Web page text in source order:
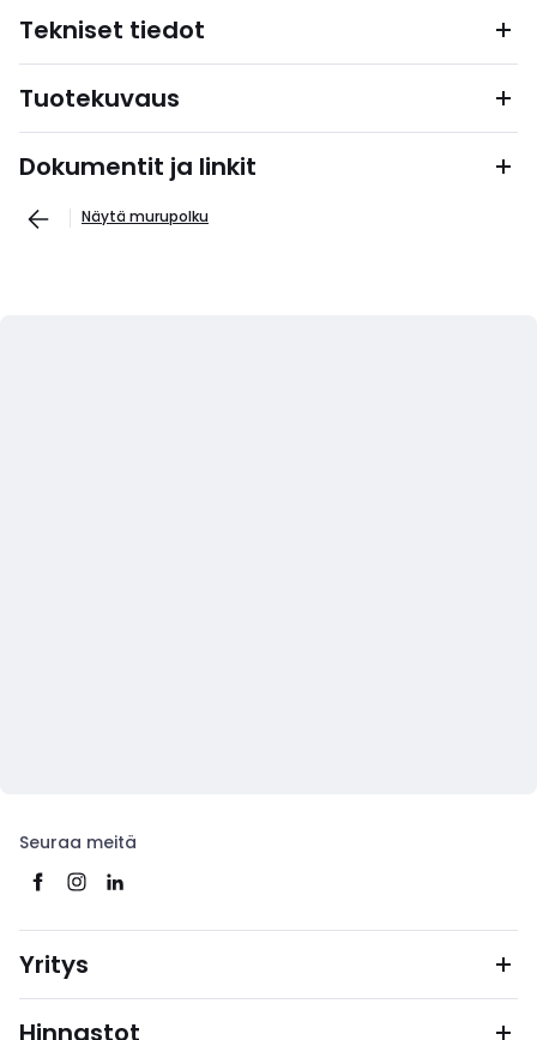
Tekniset tiedot
Tuotekuvaus
Dokumentit ja linkit
Näytä murupolku
Seuraa meitä
Yritys
Hinnastot